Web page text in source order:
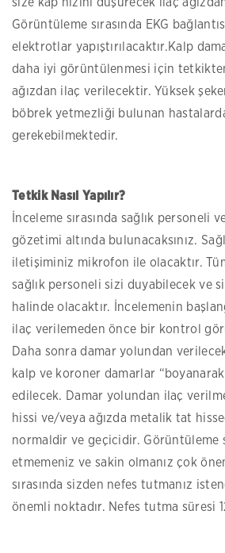
Görüntüleme sırasında EKG
elektrotlar yapıştırılacaktır.Kalp
daha iyi görüntülenmesi için
ağızdan ilaç verilecektir. Yüksek
böbrek yetmezliği bulunan
gerekebilmektedir.
Tetkik Nasıl Yapılır?
İnceleme sırasında sağlık personeli
gözetimi altında bulunacaksınız.
iletişiminiz mikrofon ile olacaktır.
sağlık personeli sizi duyabilecek ve
halinde olacaktır. İncelemenin
ilaç verilemeden önce bir kontrol
Daha sonra damar yolundan
kalp ve koroner damarlar
edilecek. Damar yolundan ilaç
hissi ve/veya ağızda metalik tat
normaldir ve geçicidir. Görüntüleme
etmemeniz ve sakin olmanız çok
sırasında sizden nefes tutmanız
önemli noktadır. Nefes tutma süresi